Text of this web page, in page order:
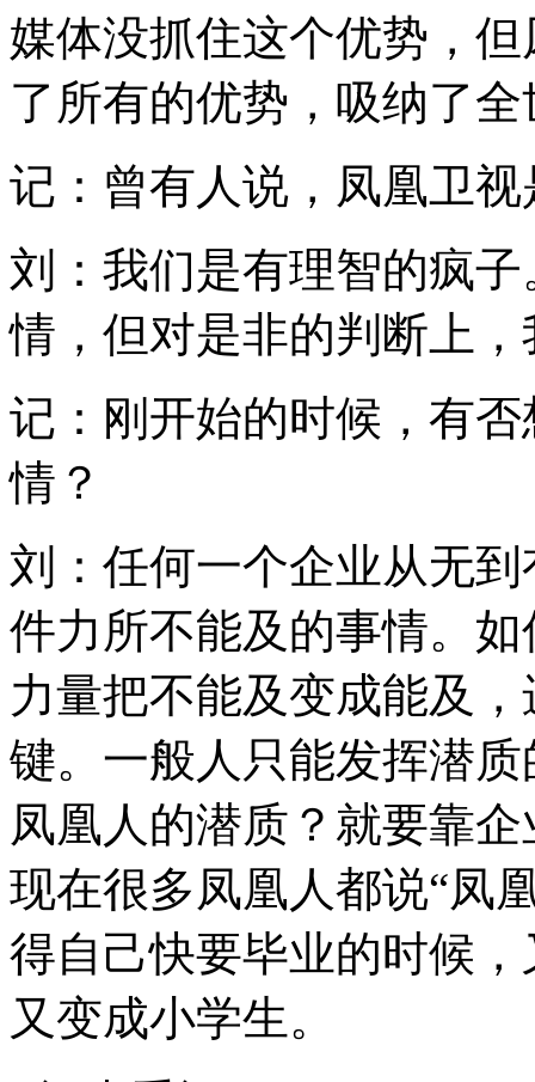
媒体没抓住这个优势，
了所有的优势，吸纳了
记：曾有人说，凤凰卫
刘：我们是有理智的疯
情，但对是非的判断上
记：刚开始的时候，有
情？
刘：任何一个企业从无
件力所不能及的事情。
力量把不能及变成能及
键。一般人只能发挥潜
凤凰人的潜质？就要靠
现在很多凤凰人都说“凤
得自己快要毕业的时候
又变成小学生。